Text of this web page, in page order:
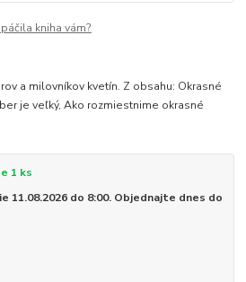
kniha vám?
a milovníkov kvetín. Z obsahu: Okrasné
je veľký, Ako rozmiestnime okrasné
1 ks
11.08.2026 do 8:00. Objednajte dnes do